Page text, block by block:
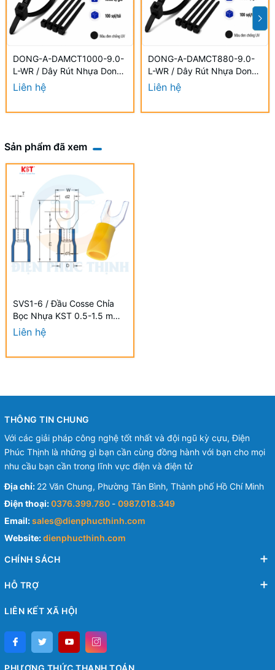
DONG-A-DAMCT1000-9.0-
L-WR / Dây Rút Nhựa Dong-
A 9.0×1000mm Chống UV
Liên hệ
DONG-A-DAMCT880-9.0-
L-WR / Dây Rút Nhựa Dong-
A 9.0×880mm Chống UV
Liên hệ
Sản phẩm đã xem
SVS1-6 / Đầu Cosse Chỉa
Bọc Nhựa KST 0.5-1.5 mm2
(100 Cái/Bịch) - VINYL-
INSULATED SPADE
Liên hệ
THÔNG TIN CHUNG
Với các giải pháp công nghệ tốt nhất và đội ngũ kỳ cựu, Điện
Phúc Thịnh là những gì bạn cần cùng đồng hành với bạn cho mọi
nhu cầu bạn cần trong lĩnh vực điện và điện tử
Địa chỉ: 22 Văn Chung, Phường Tân Bình, Thành phố Hồ Chí Minh
Điện thoại:0376.399.780 - 0987.018.349
Email:sales@dienphucthinh.com
Website:dienphucthinh.com
CHÍNH SÁCH
HỖ TRỢ
LIÊN KẾT XÃ HỘI
PHƯƠNG THỨC THANH TOÁN